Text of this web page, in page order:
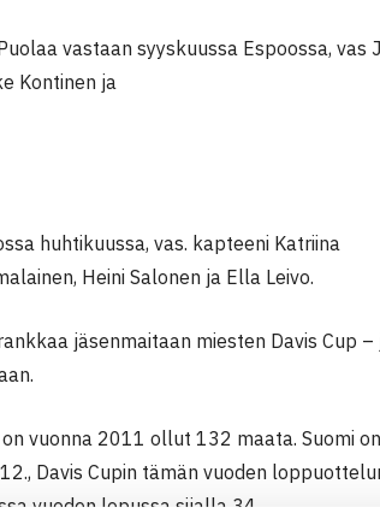
vastaan syyskuussa Espoossa, vas
Kontinen ja
huhtikuussa, vas. kapteeni Katriina
Heini Salonen ja Ella Leivo.
jäsenmaitaan miesten Davis Cup –
vuonna 2011 ollut 132 maata. Suomi
Davis Cupin tämän vuoden
vuoden lopussa sijalla 34.